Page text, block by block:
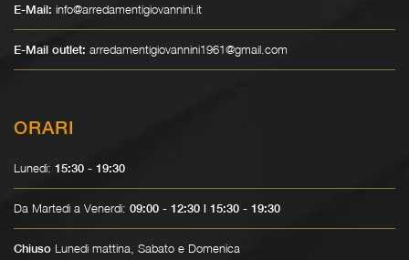
E-Mail: info@arredamentigiovannini.it
E-Mail outlet: arredamentigiovannini1961@gmail.com
ORARI
Lunedì: 15:30 - 19:30
Da Martedì a Venerdì: 09:00 - 12:30 | 15:30 - 19:30
Chiuso Lunedì mattina, Sabato e Domenica